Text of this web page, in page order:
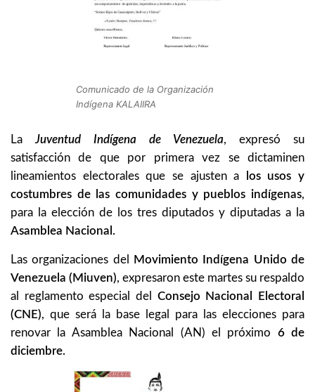
Comunicado de la Organización
Indígena KALAIIRA
La Juventud Indígena de Venezuela, expresó su
satisfacción de que por primera vez se dictaminen
lineamientos electorales que se ajusten a
los usos y
costumbres de las comunidades y pueblos indígenas,
para la elección de los tres diputados y diputadas a la
Asamblea Nacional.
Las organizaciones del
Movimiento Indígena Unido de
Venezuela (Miuven), expresaron este martes su respaldo
al reglamento especial del Consejo Nacional Electoral
(CNE), que será la base legal para las elecciones para
renovar la Asamblea Nacional (AN) el próximo 6 de
diciembre.